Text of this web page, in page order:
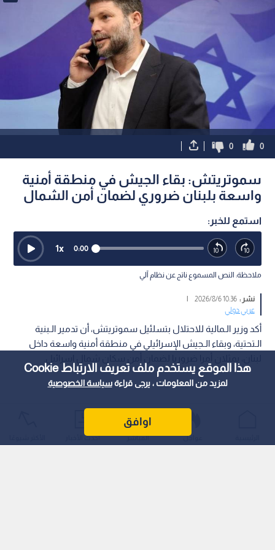
هذا الموقع يستخدم ملف تعريف الارتباط Cookie
لمزيد من المعلومات ، يرجى قراءةسياسة الخصوصية
اوافق
0
0
سموتريتش: بقاء الجيش في منطقة أمنية
واسعة بلبنان ضروري لضمان أمن الشمال
استمع للخبر:
0:00
1x
ملاحظة: النص المسموع ناتج عن نظام آلي
نشر :10:36 2026/8/6
|
عربي دولي
أكد وزير الـمالية للاحتلال بتسلئيل سموتريتش، أن تدمير الـبنية
الـتحتية، وبقاء الـجيش الإسرائيلي في منطقة أمنية واسعة داخل
عواجل المباشر أحدث الأخبار